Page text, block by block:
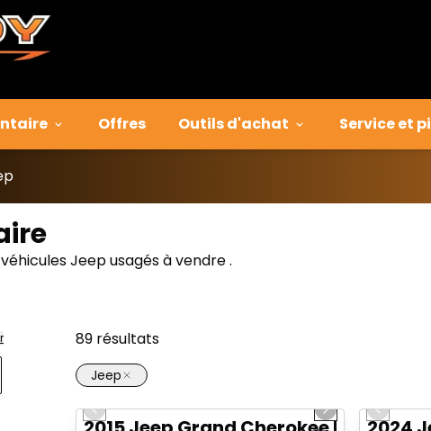
Offres Outils d'achat Service et
Jeep usagés à vendre .
89 résultats
Jeep
Très bonne offre
Previous slide Next slide